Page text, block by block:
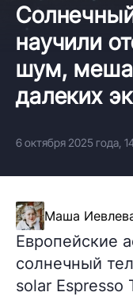
научили
шум,
далеких
6 октября 2025 года,
Маша
Европейские
солнечный
solar